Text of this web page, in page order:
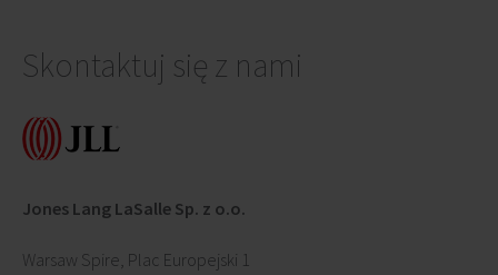
Skontaktuj się z nami
Jones Lang LaSalle Sp. z o.o.
Warsaw Spire, Plac Europejski 1